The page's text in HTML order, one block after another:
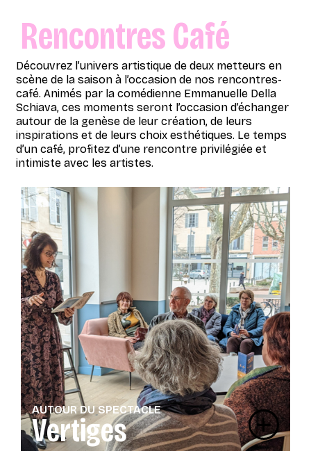
Rencontres Café
Découvrez l’univers artistique de deux metteurs en
scène de la saison à l’occasion de nos rencontres-
café. Animés par la comédienne Emmanuelle Della
Schiava, ces moments seront l’occasion d’échanger
autour de la genèse de leur création, de leurs
inspirations et de leurs choix esthétiques. Le temps
d’un café, profitez d’une rencontre privilégiée et
intimiste avec les artistes.
AUTOUR DU SPECTACLE
Vertiges